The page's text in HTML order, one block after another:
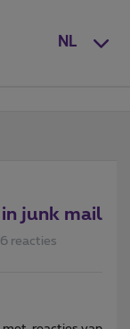
NL
junk mail
6 reacties